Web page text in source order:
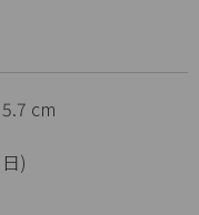
cm
)